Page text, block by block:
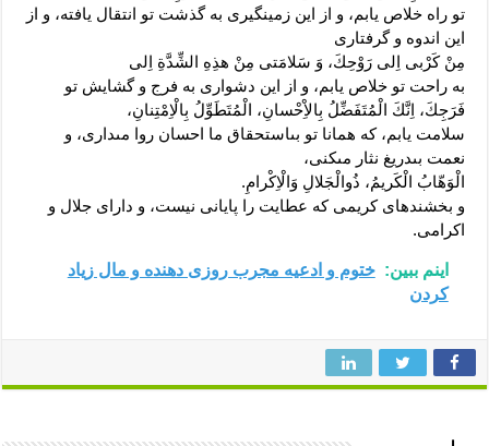
تو راه خلاص یابم، و از این زمینگیرى به گذشت تو انتقال یافته، و از
این اندوه و گرفتارى
مِنْ كَرْبى اِلى‏ رَوْحِكَ، وَ سَلامَتى مِنْ هذِهِ الشِّدَّةِ اِلى‏
به راحت تو خلاص یابم، و از این دشوارى به فرج و گشایش تو
فَرَجِكَ، اِنَّكَ الْمُتَفَضِّلُ بِالاِْحْسانِ، الْمُتَطَوِّلُ بِالْاِمْتِنانِ،
سلامت یابم، که همانا تو بى‏استحقاق ما احسان روا مى‏دارى، و
نعمت بى‏دریغ نثار مى‏کنى،
الْوَهّابُ الْكَريمُ، ذُوالْجَلالِ وَالْاِكْرامِ.
و بخشنده‏اى کریمى که عطایت را پایانى نیست، و داراى جلال و
اکرامى.
اینم ببین: ختوم و ادعیه مجرب روزی دهنده و مال زیاد
کردن